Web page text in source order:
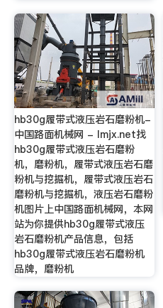
hb30g履带式液压岩石磨粉机-
中国路面机械网 - lmjx.net找
hb30g履带式液压岩石磨粉
机，磨粉机，履带式液压岩石磨
粉机与挖掘机，履带式液压岩石
磨粉机与挖掘机，液压岩石磨粉
机图片上中国路面机械网，本网
站为你提供hb30g履带式液压
岩石磨粉机产品信息，包括
hb30g履带式液压岩石磨粉机
品牌，磨粉机